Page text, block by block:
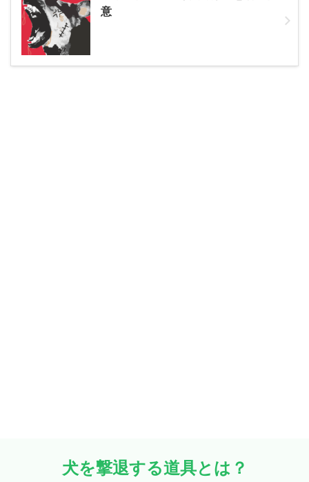
意
犬を撃退する道具とは？